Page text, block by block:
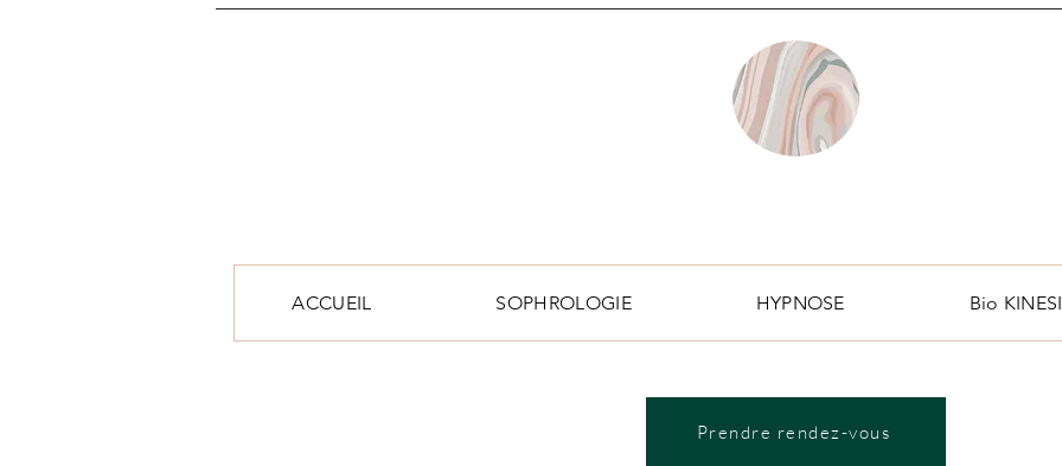
ACCUEIL SOPHROLOGIE HYPNOSE Bio
Prendre rendez-vous